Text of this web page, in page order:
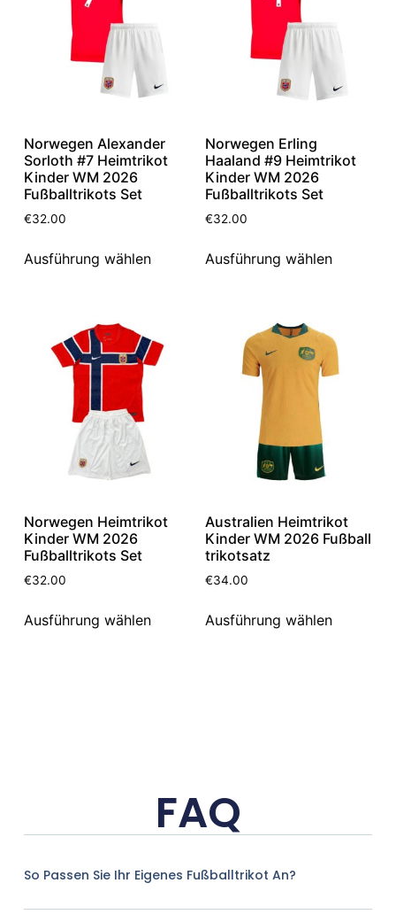
Norwegen Alexander
Sorloth #7 Heimtrikot
Kinder WM 2026
Fußballtrikots Set
€32.00
Ausführung wählen
Norwegen Erling
Haaland #9 Heimtrikot
Kinder WM 2026
Fußballtrikots Set
€32.00
Ausführung wählen
Norwegen Heimtrikot
Kinder WM 2026
Fußballtrikots Set
€32.00
Ausführung wählen
Australien Heimtrikot
Kinder WM 2026 Fußball
trikotsatz
€34.00
Ausführung wählen
FAQ
So Passen Sie Ihr Eigenes Fußballtrikot An?